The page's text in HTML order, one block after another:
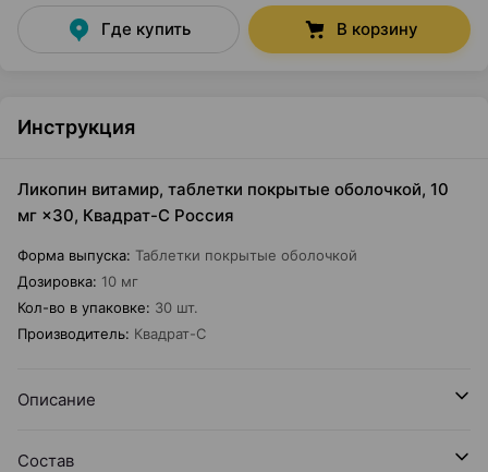
Где купить В корзину
Инструкция
Ликопин витамир, таблетки покрытые оболочкой, 10
мг ×30, Квадрат-С Россия
Форма выпуска: Таблетки покрытые оболочкой
Дозировка: 10 мг
Кол-во в упаковке: 30 шт.
Производитель: Квадрат-С
Описание
Состав